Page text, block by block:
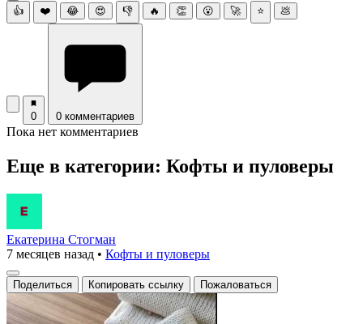
👍 ❤️ 😂 😍 👎 🔥 👏 😮 🚀 ⭐ 💩
0 0 комментариев
Пока нет комментариев
Еще в категории: Кофты и пуловеры
Екатерина Стогман
7 месяцев назад • Кофты и пуловеры
Поделиться Копировать ссылку Пожаловаться